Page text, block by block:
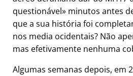
questionável
minutos antes
que a sua história foi
nos media ocidentais? Não
mas efetivamente nenhuma
Algumas semanas depois,